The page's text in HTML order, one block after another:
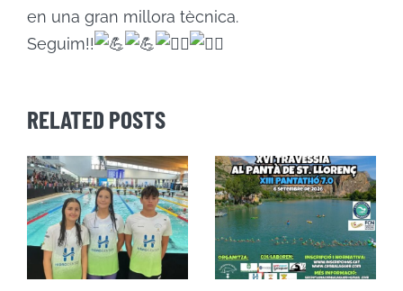
en una gran millora tècnica.
Seguim!!
RELATED POSTS